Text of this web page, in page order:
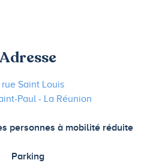
Adresse
rue Saint Louis
Paul - La Réunion
personnes à mobilité réduite
Parking